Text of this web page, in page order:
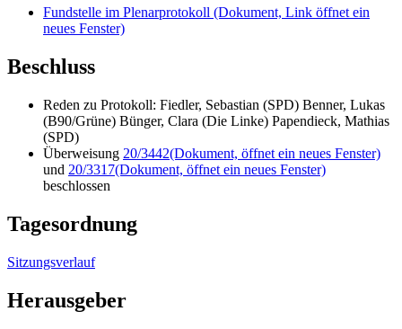
Fundstelle im Plenarprotokoll (Dokument, Link öffnet ein
neues Fenster)
Beschluss
Reden zu Protokoll: Fiedler, Sebastian (SPD) Benner, Lukas
(B90/Grüne) Bünger, Clara (Die Linke) Papendieck, Mathias
(SPD)
Überweisung 20/3442(Dokument, öffnet ein neues Fenster)
und 20/3317(Dokument, öffnet ein neues Fenster)
beschlossen
Tagesordnung
Sitzungsverlauf
Herausgeber